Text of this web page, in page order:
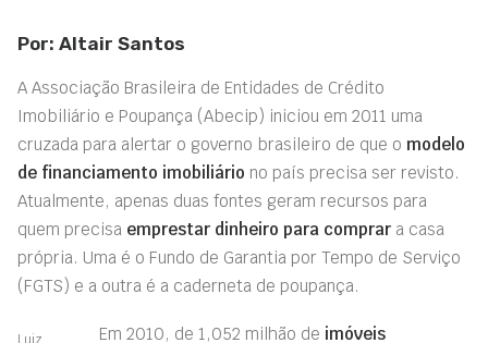
Por: Altair Santos
A Associação Brasileira de Entidades de Crédito
Imobiliário e Poupança (Abecip) iniciou em 2011 uma
cruzada para alertar o governo brasileiro de que o modelo
de financiamento imobiliário no país precisa ser revisto.
Atualmente, apenas duas fontes geram recursos para
quem precisa emprestar dinheiro para comprar a casa
própria. Uma é o Fundo de Garantia por Tempo de Serviço
(FGTS) e a outra é a caderneta de poupança.
Em 2010, de 1,052 milhão de imóveis